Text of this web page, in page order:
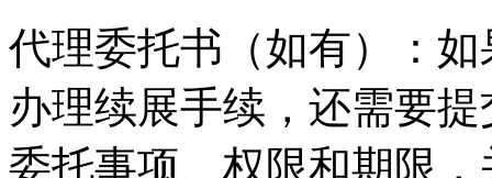
代理委托书（如有）‌：
办理续展手续，还需要
委托事项、权限和期限